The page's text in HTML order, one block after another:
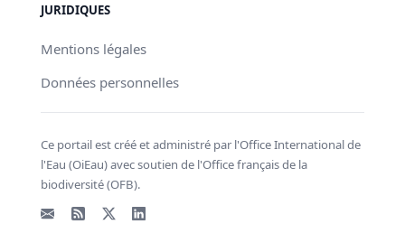
JURIDIQUES
Mentions légales
Données personnelles
Ce portail est créé et administré par l'Office International de
l'Eau (OiEau) avec soutien de l'Office français de la
biodiversité (OFB).